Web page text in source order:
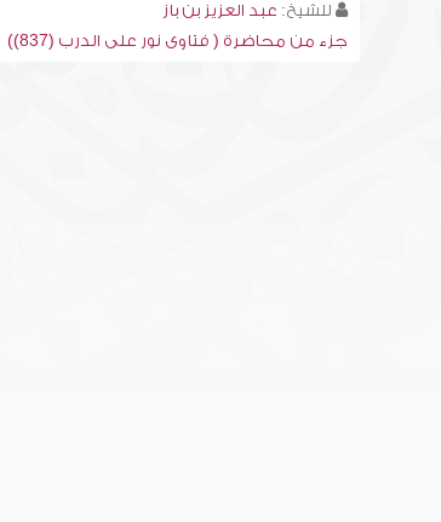
للشيخ: عبد العزيز بن باز
جزء من محاضرة ( فتاوى نور على الدرب (837))